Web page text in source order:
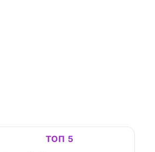
ТОП 5